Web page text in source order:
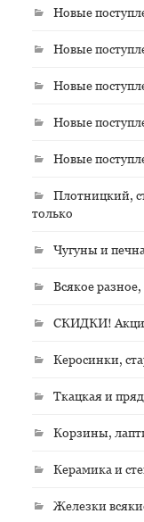
Новые
Новые
Новые
Новые
Новые
Плотницкий,
только
Чугуны и
Всякое
СКИДКИ!
Керосинки,
Ткацкая и
Корзины,
Керамика и
Железки